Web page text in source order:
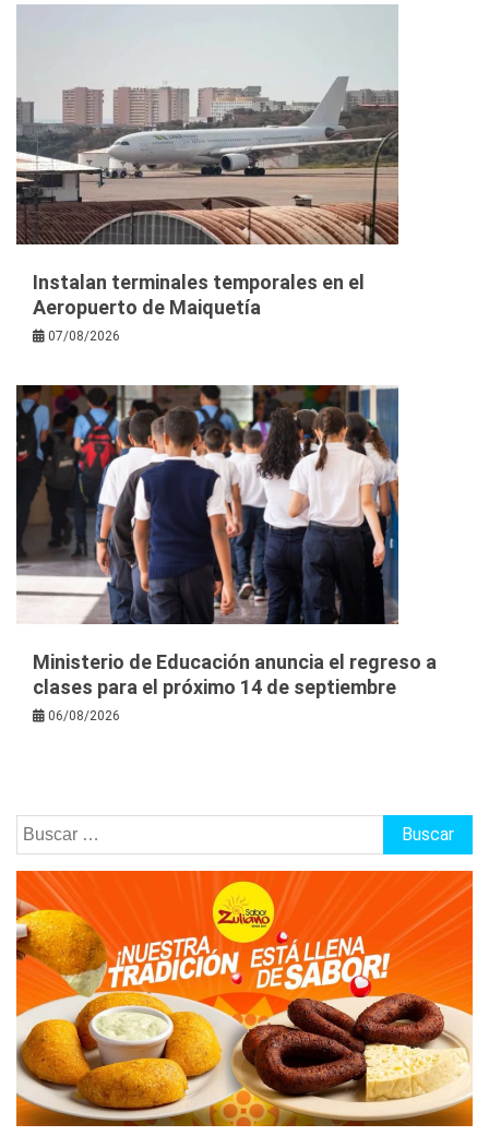
Instalan terminales temporales en el
Aeropuerto de Maiquetía
07/08/2026
Ministerio de Educación anuncia el regreso a
clases para el próximo 14 de septiembre
06/08/2026
Buscar: